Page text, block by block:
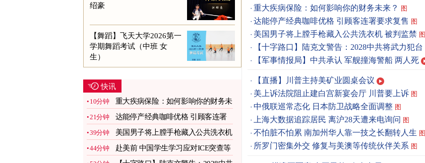
绍豪
【舞蹈】飞天大学2026第一
学期舞蹈考试（中班 女
生）
快讯
10分钟
重大疾病保险：如何影响你的财务未
来？ 图
21分钟
达能停产经典咖啡优格 引顾客连署
要求复售 图
39分钟
美国男子将上膛手枪藏入公共洗衣机
被判监禁 图
44分钟
赴美前 中国学生学习应对ICE突查等
事件 图
重大疾病保险：如何影响你的财务未来？ 图
达能停产经典咖啡优格 引顾客连署要求复售 图
美国男子将上膛手枪藏入公共洗衣机 被判监禁 图
【十字路口】陆克文警告：2028中共将武力犯台
【军事情报局】中共承认 军舰撞海警船 两人死
【直播】川普主持美矿业圆桌会议
美上诉法院阻止建白宫新宴会厅 川普要上诉 图
中俄联巡常态化 日本防卫战略全面调整 图
上海大数据追踪居民 离沪28天遭来电询问 图
不怕脏不怕累 南加州华人靠一技之长翻转人生 图
所罗门密集外交 修复与美澳等传统伙伴关系 图